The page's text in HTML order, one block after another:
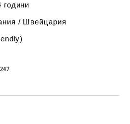
години
/ Швейцария